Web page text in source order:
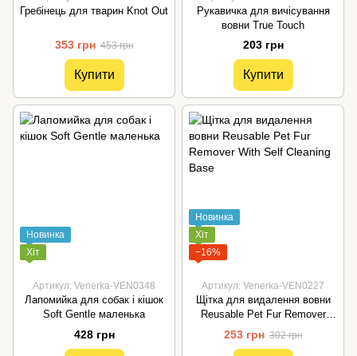
Гребінець для тварин Knot Out
353 грн 453 грн
Купити
Рукавичка для вичісування
вовни True Touch
203 грн
Купити
Новинка
Хіт
Артикул: Venerka-VEN0348
Лапомийка для собак і кішок
Soft Gentle маленька
428 грн
Новинка
Хіт
−16%
Артикул: Venerka-VEN0227
Щітка для видалення вовни
Reusable Pet Fur Remover
With Self Cleaning Base
253 грн 302 грн